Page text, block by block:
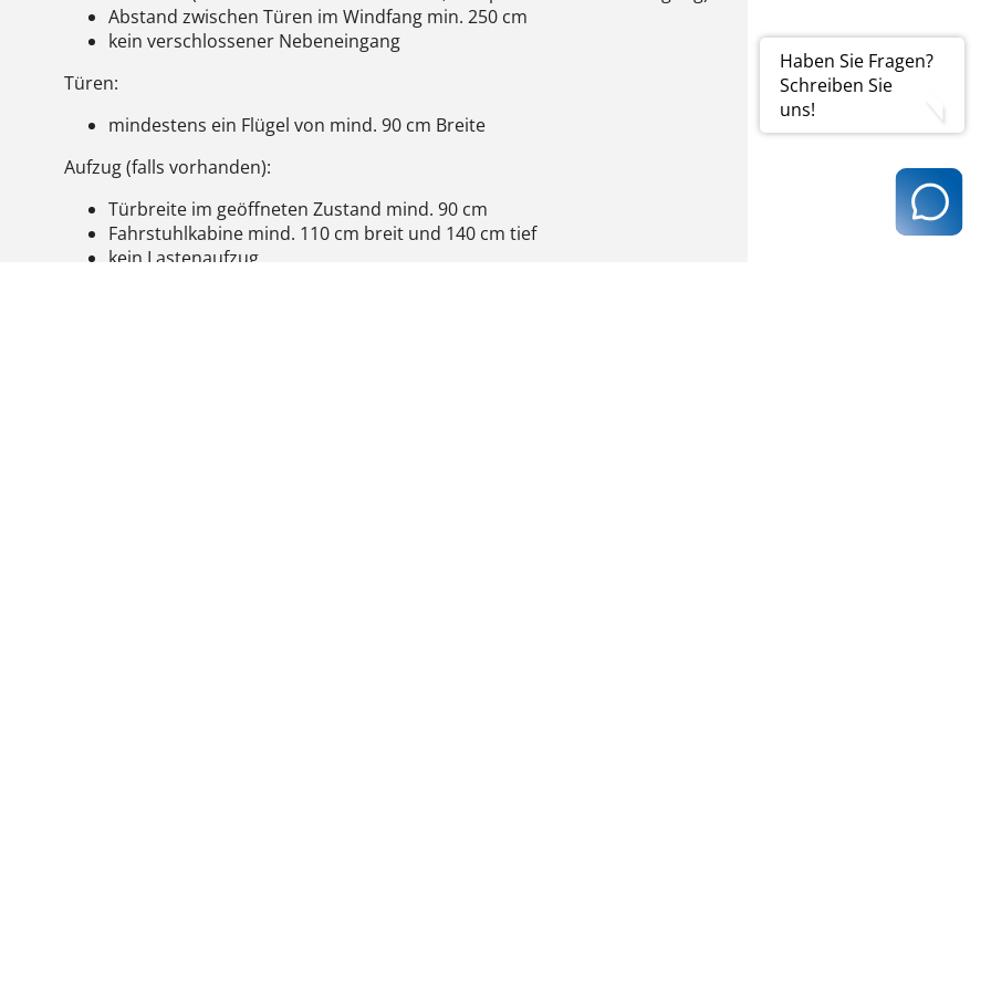
Haben Sie Fragen?
Schreiben Sie
uns!
Abstand zwischen Türen im Windfang min. 250 cm
kein verschlossener Nebeneingang
Türen:
mindestens ein Flügel von mind. 90 cm Breite
Aufzug (falls vorhanden):
Türbreite im geöffneten Zustand mind. 90 cm
Fahrstuhlkabine mind. 110 cm breit und 140 cm tief
kein Lastenaufzug